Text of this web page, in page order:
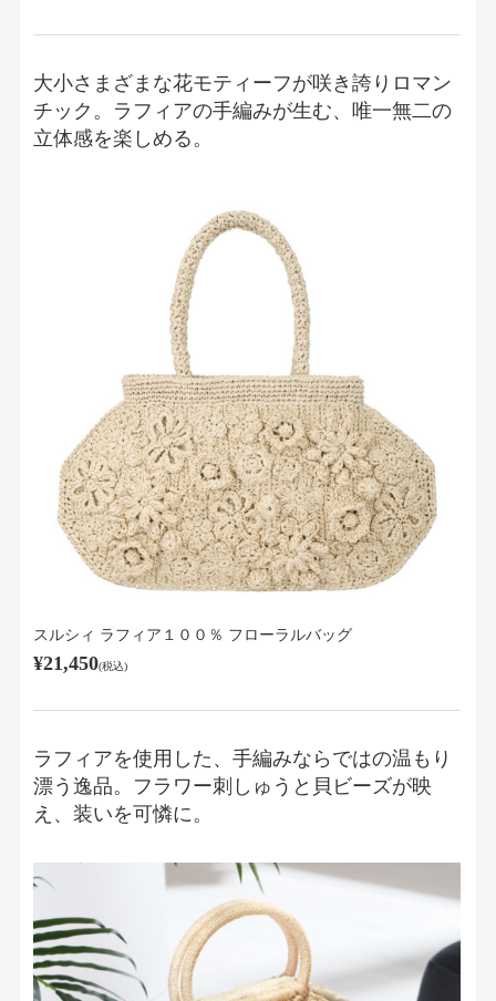
大小さまざまな花モティーフが咲き誇りロマン
チック。ラフィアの手編みが生む、唯一無二の
立体感を楽しめる。
スルシィ ラフィア１００％ フローラルバッグ
¥21,450(税込)
ラフィアを使用した、手編みならではの温もり
漂う逸品。フラワー刺しゅうと貝ビーズが映
え、装いを可憐に。